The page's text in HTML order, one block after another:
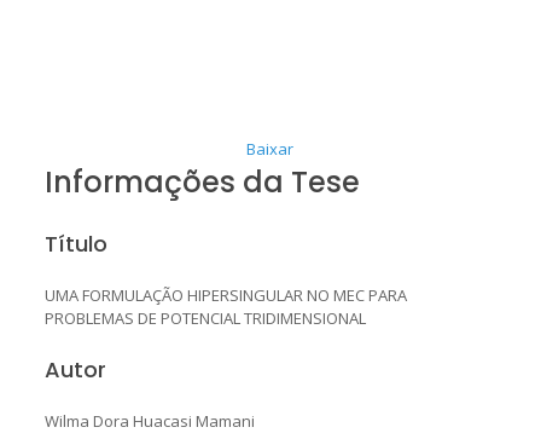
Baixar
Informações da Tese
Título
UMA FORMULAÇÃO HIPERSINGULAR NO MEC PARA
PROBLEMAS DE POTENCIAL TRIDIMENSIONAL
Autor
Wilma Dora Huacasi Mamani